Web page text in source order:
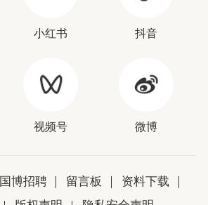
小红书 抖音
视频号 微博
国博招聘 留言板
资料下载